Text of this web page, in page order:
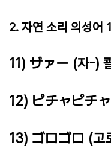
2. 자연 소리 의성어
11) ザァー (자-)
12) ピチャピチ
13) ゴロゴロ (고